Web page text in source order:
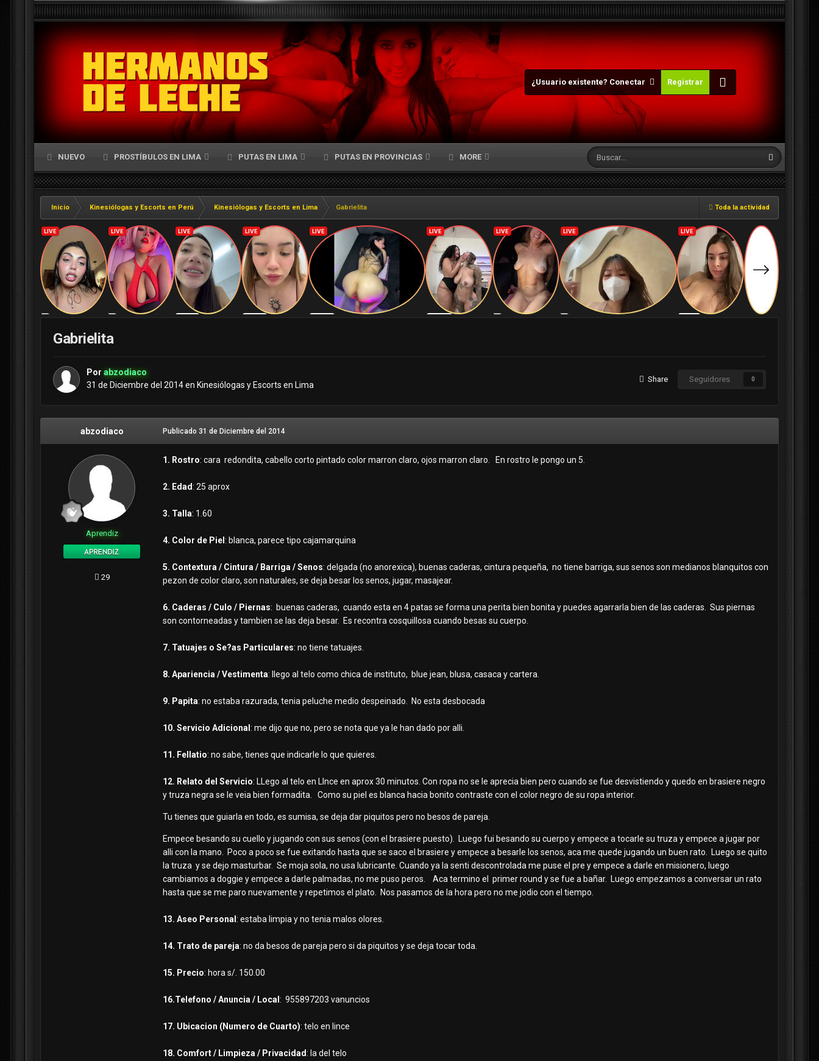
¿Usuario existente? Conectar Registrar
NUEVO PROSTÍBULOS EN LIMA PUTAS EN LIMA PUTAS EN PROVINCIAS MORE
Toda la actividad
Inicio Kinesiólogas y Escorts en Perú Kinesiólogas y Escorts en Lima Gabrielita
Gabrielita
Por abzodiaco
31 de Diciembre del 2014en Kinesiólogas y Escorts en Lima
Share Seguidores 0
abzodiaco
Aprendiz
29
Publicado 31 de Diciembre del 2014
1. Rostro: cara redondita, cabello corto pintado color marron claro, ojos marron claro. En rostro le pongo un 5.
2. Edad: 25 aprox
3. Talla: 1.60
4. Color de Piel : blanca, parece tipo cajamarquina
5. Contextura / Cintura / Barriga / Senos: delgada (no anorexica), buenas caderas, cintura pequeña, no tiene barriga, sus senos son medianos blanquitos con
pezon de color claro, son naturales, se deja besar los senos, jugar, masajear.
6. Caderas / Culo / Piernas: buenas caderas, cuando esta en 4 patas se forma una perita bien bonita y puedes agarrarla bien de las caderas. Sus piernas
son contorneadas y tambien se las deja besar. Es recontra cosquillosa cuando besas su cuerpo.
7. Tatuajes o Se?as Particulares: no tiene tatuajes.
8. Apariencia / Vestimenta: llego al telo como chica de instituto, blue jean, blusa, casaca y cartera.
9. Papita: no estaba razurada, tenia peluche medio despeinado. No esta desbocada
10. Servicio Adicional : me dijo que no, pero se nota que ya le han dado por alli.
11. Fellatio: no sabe, tienes que indicarle lo que quieres.
12. Relato del Servicio: LLego al telo en LInce en aprox 30 minutos. Con ropa no se le aprecia bien pero cuando se fue desvistiendo y quedo en brasiere negro
y truza negra se le veia bien formadita. Como su piel es blanca hacia bonito contraste con el color negro de su ropa interior.
Tu tienes que guiarla en todo, es sumisa, se deja dar piquitos pero no besos de pareja.
Empece besando su cuello y jugando con sus senos (con el brasiere puesto). Luego fui besando su cuerpo y empece a tocarle su truza y empece a jugar por
alli con la mano. Poco a poco se fue exitando hasta que se saco el brasiere y empece a besarle los senos, aca me quede jugando un buen rato. Luego se quito
la truza y se dejo masturbar. Se moja sola, no usa lubricante. Cuando ya la senti descontrolada me puse el pre y empece a darle en misionero, luego
cambiamos a doggie y empece a darle palmadas, no me puso peros. Aca termino el primer round y se fue a bañar. Luego empezamos a conversar un rato
hasta que se me paro nuevamente y repetimos el plato. Nos pasamos de la hora pero no me jodio con el tiempo.
13. Aseo Personal : estaba limpia y no tenia malos olores.
14. Trato de pareja: no da besos de pareja pero si da piquitos y se deja tocar toda.
15. Precio: hora s/. 150.00
16.Telefono / Anuncia / Local : 955897203 vanuncios
17. Ubicacion (Numero de Cuarto): telo en lince
18. Comfort / Limpieza / Privacidad: la del telo